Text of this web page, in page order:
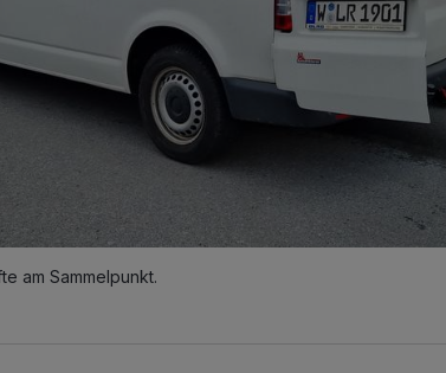
am Sammelpunkt.